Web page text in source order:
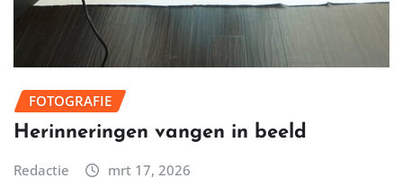
FOTOGRAFIE
Herinneringen vangen in beeld
Redactie mrt 17, 2026